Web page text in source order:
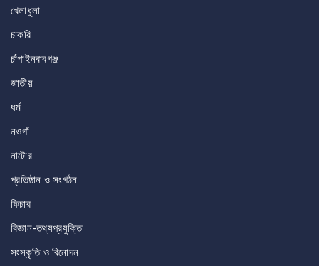
খেলাধুলা
চাকরি
চাঁপাইনবাবগঞ্জ
জাতীয়
ধর্ম
নওগাঁ
নাটোর
প্রতিষ্ঠান ও সংগঠন
ফিচার
বিজ্ঞান-তথ্যপ্রযুক্তি
সংস্কৃতি ও বিনোদন